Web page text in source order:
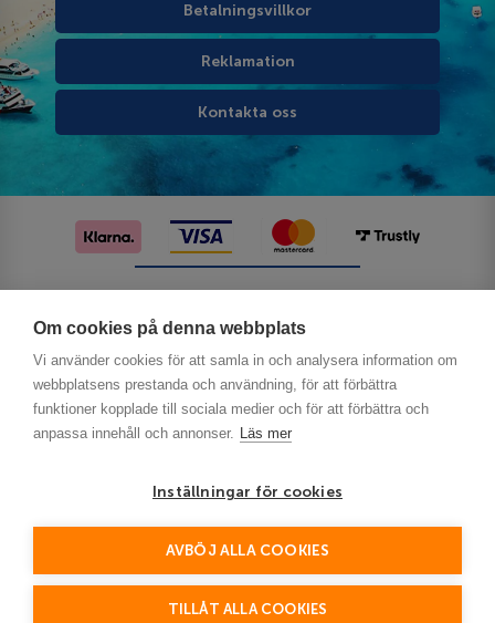
Om cookies på denna webbplats
Vi använder cookies för att samla in och analysera information om
webbplatsens prestanda och användning, för att förbättra
funktioner kopplade till sociala medier och för att förbättra och
anpassa innehåll och annonser. Läs mer
Inställningar för cookies
AVBÖJ ALLA COOKIES
TILLÅT ALLA COOKIES
Betalningsvillkor
Reklamation
Kontakta oss
This site is protected by reCAPTCHA and the Google
Policy and Terms of Service apply.